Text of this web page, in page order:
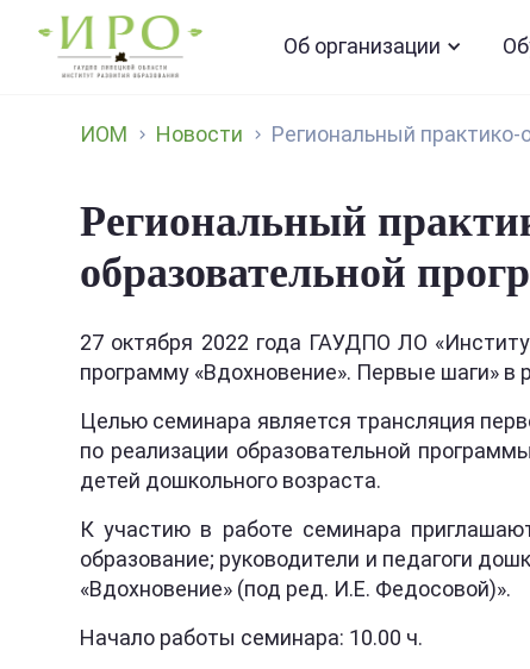
Об организации
ИОМ Новости Региональный
Региональный
образовательной
27 октября 2022 года ГАУДПО ЛО
программу «Вдохновение». Первые шаги» в
Целью семинара является трансляция
по реализации образовательной
детей дошкольного возраста.
К участию в работе семинара
образование; руководители и педагоги
«Вдохновение» (под ред. И.Е. Федосовой)».
Начало работы семинара: 10.00 ч.